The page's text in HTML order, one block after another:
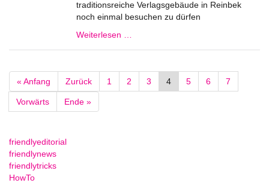
traditionsreiche Verlagsgebäude in Reinbek
noch einmal besuchen zu dürfen
Weiterlesen …
« Anfang Zurück 1 2 3 4 5 6 7
Vorwärts Ende »
friendlyeditorial
friendlynews
friendlytricks
HowTo